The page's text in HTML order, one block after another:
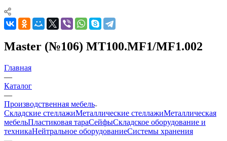
Master (№106) MT100.MF1/MF1.002
Главная
—
Каталог
—
Производственная мебель
Складские стеллажиМеталлические стеллажиМеталлическая
мебельПластиковая тараСейфыСкладское оборудование и
техникаНейтральное оборудованиеСистемы хранения